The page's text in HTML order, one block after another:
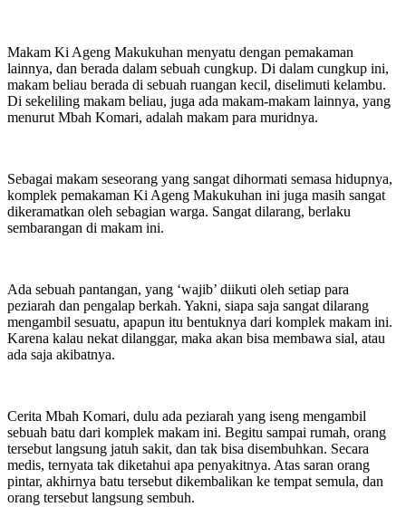
Makam Ki Ageng Makukuhan menyatu dengan pemakaman
lainnya, dan berada dalam sebuah cungkup. Di dalam cungkup ini,
makam beliau berada di sebuah ruangan kecil, diselimuti kelambu.
Di sekeliling makam beliau, juga ada makam-makam lainnya, yang
menurut Mbah Komari, adalah makam para muridnya.
Sebagai makam seseorang yang sangat dihormati semasa hidupnya,
komplek pemakaman Ki Ageng Makukuhan ini juga masih sangat
dikeramatkan oleh sebagian warga. Sangat dilarang, berlaku
sembarangan di makam ini.
Ada sebuah pantangan, yang ‘wajib’ diikuti oleh setiap para
peziarah dan pengalap berkah. Yakni, siapa saja sangat dilarang
mengambil sesuatu, apapun itu bentuknya dari komplek makam ini.
Karena kalau nekat dilanggar, maka akan bisa membawa sial, atau
ada saja akibatnya.
Cerita Mbah Komari, dulu ada peziarah yang iseng mengambil
sebuah batu dari komplek makam ini. Begitu sampai rumah, orang
tersebut langsung jatuh sakit, dan tak bisa disembuhkan. Secara
medis, ternyata tak diketahui apa penyakitnya. Atas saran orang
pintar, akhirnya batu tersebut dikembalikan ke tempat semula, dan
orang tersebut langsung sembuh.